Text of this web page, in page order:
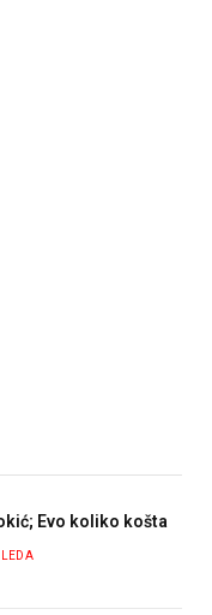
Evo koliko košta